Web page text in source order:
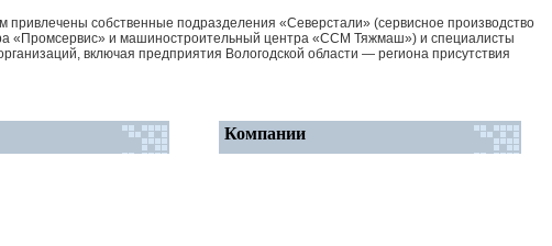
привлечены собственные подразделения «Северстали» (сервисное производство
«Промсервис» и машиностроительный центра «ССМ Тяжмаш») и специалисты
включая предприятия Вологодской области — региона присутствия
Компании